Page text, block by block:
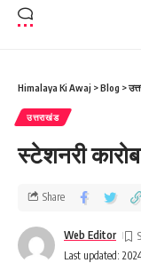
Himalaya Ki Awaj >Blog >
उत्तराखंड
स्‍टेशनरी
Last updated:
Web Editor
Share